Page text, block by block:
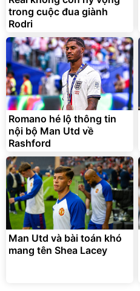
trong cuộc đua giành
Rodri
Romano hé lộ thông tin
nội bộ Man Utd về
Rashford
Man Utd và bài toán khó
mang tên Shea Lacey